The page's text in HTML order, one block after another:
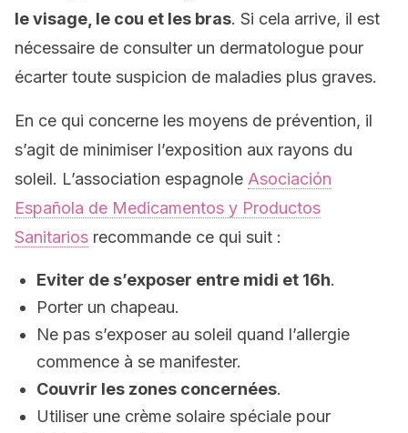
le visage, le cou et les bras. Si cela arrive, il est
nécessaire de consulter un dermatologue pour
écarter toute suspicion de maladies plus graves.
En ce qui concerne les moyens de prévention, il
s’agit de minimiser l’exposition aux rayons du
soleil. L’association espagnole Asociación
Española de Medicamentos y Productos
Sanitarios recommande ce qui suit :
Eviter de s’exposer entre midi et 16h.
Porter un chapeau.
Ne pas s’exposer au soleil quand l’allergie
commence à se manifester.
Couvrir les zones concernées.
Utiliser une crème solaire spéciale pour